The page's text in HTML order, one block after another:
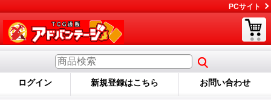
PCサイト
ログイン 新規登録はこちら お問い合わせ